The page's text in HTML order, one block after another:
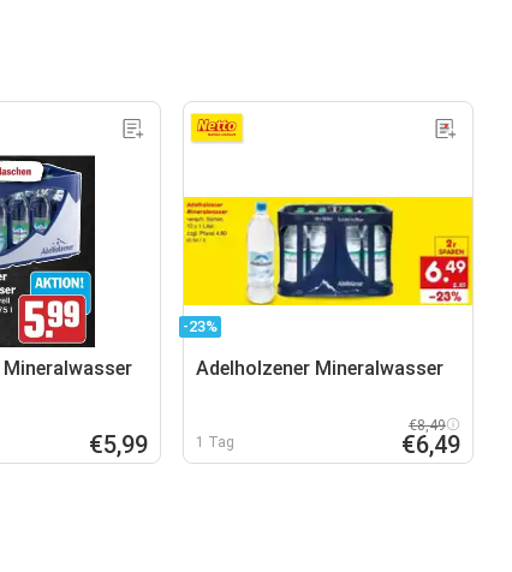
€5,99
-23%
Adelholzener Mineralwasser
1 Tag
€8,49
€6,49